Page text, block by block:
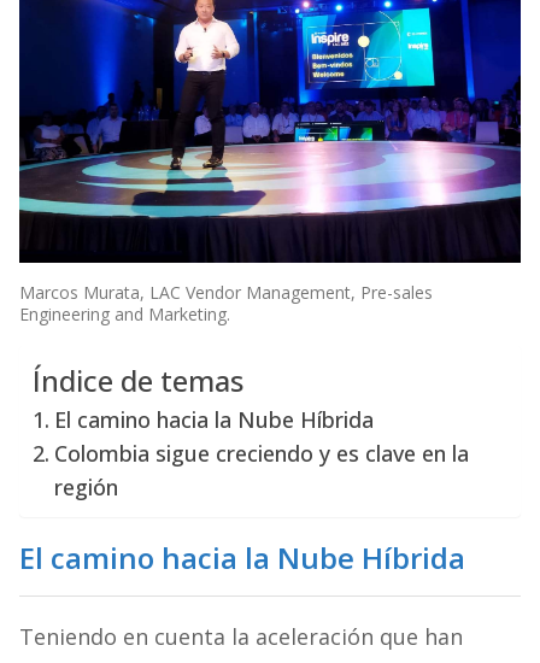
Marcos Murata, LAC Vendor Management, Pre-sales
Engineering and Marketing.
Índice de temas
El camino hacia la Nube Híbrida
Colombia sigue creciendo y es clave en la
región
El camino hacia la Nube Híbrida
Teniendo en cuenta la aceleración que han